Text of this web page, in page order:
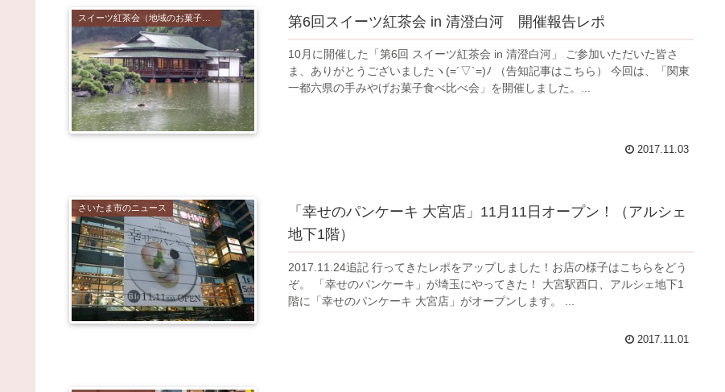
第6回スイーツ紅茶会 in 清澄白河 開催報告レポ
10月に開催した「第6回 スイーツ紅茶会 in 清澄白河」 ご参加いただいた皆さ
ま、ありがとうございましたヽ(=´▽`=)ﾉ （告知記事はこちら） 今回は、「関東
一都六県の手みやげお菓子食べ比べ会」を開催しました。...
2017.11.03
さいたま市のニュース
「幸せのパンケーキ 大宮店」11月11日オープン！（アルシェ
地下1階）
2017.11.24追記 行ってきたレポをアップしました！お店の様子はこちらをどう
ぞ。 「幸せのパンケーキ」が埼玉にやってきた！ 大宮駅西口、アルシェ地下1
階に「幸せのパンケーキ 大宮店」がオープンします。 ...
2017.11.01